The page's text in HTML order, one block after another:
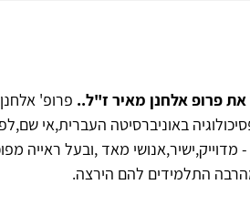
פרופ אלחנן מאיר ז"ל.. פרופ'
באוניברסיטה העברית,אי
מאד ,ובעל ראייה
התלמידים להם הירצה.